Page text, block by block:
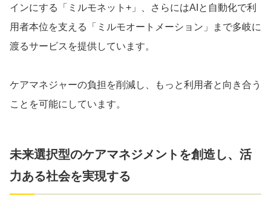
インにする「ミルモネット+」、さらにはAIと自動化で利
用者本位を支える「ミルモオートメーション」まで多岐に
渡るサービスを提供しています。
ケアマネジャーの負担を削減し、もっと利用者と向き合う
ことを可能にしています。
未来選択型のケアマネジメントを創造し、活
力ある社会を実現する